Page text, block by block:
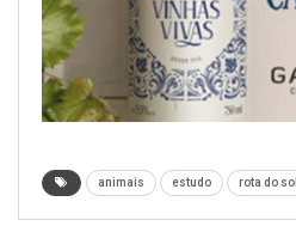
animais estudo rota do sol